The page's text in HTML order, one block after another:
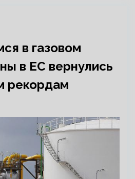
в газовом
в ЕС вернулись
рекордам